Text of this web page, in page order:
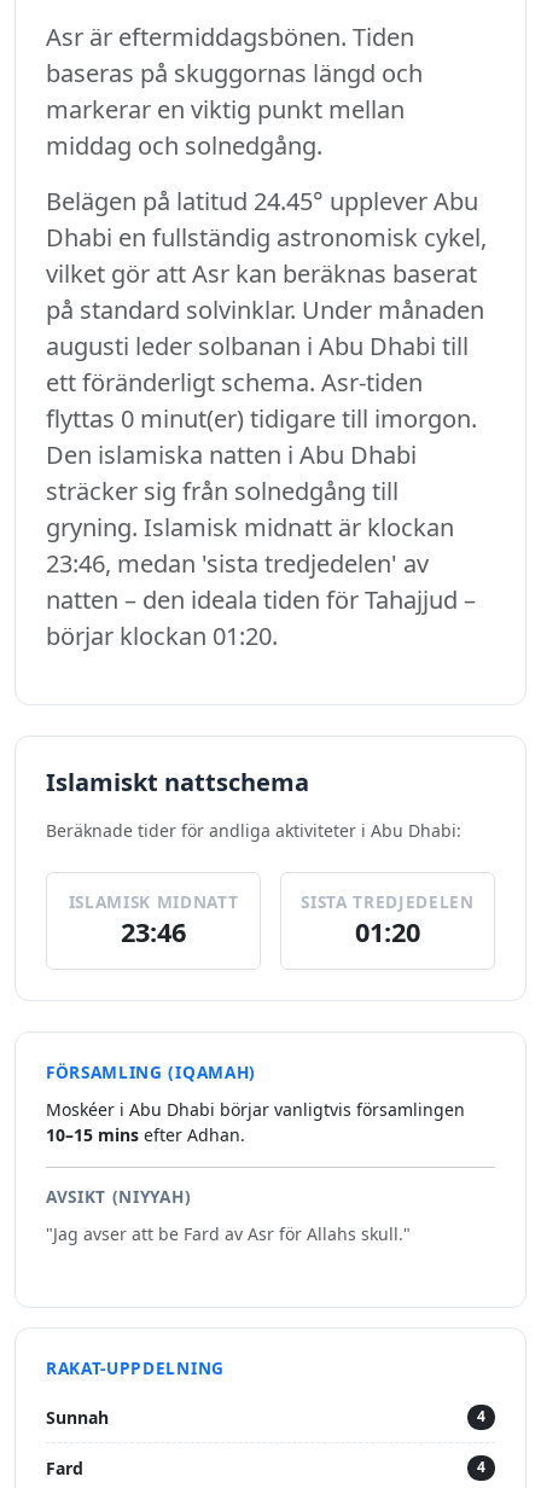
Asr är eftermiddagsbönen. Tiden
baseras på skuggornas längd och
markerar en viktig punkt mellan
middag och solnedgång.
Belägen på latitud 24.45° upplever Abu
Dhabi en fullständig astronomisk cykel,
vilket gör att Asr kan beräknas baserat
på standard solvinklar. Under månaden
augusti leder solbanan i Abu Dhabi till
ett föränderligt schema. Asr-tiden
flyttas 0 minut(er) tidigare till imorgon.
Den islamiska natten i Abu Dhabi
sträcker sig från solnedgång till
gryning. Islamisk midnatt är klockan
23:46, medan 'sista tredjedelen' av
natten – den ideala tiden för Tahajjud –
börjar klockan 01:20.
Islamiskt nattschema
Beräknade tider för andliga aktiviteter i Abu Dhabi:
ISLAMISK MIDNATT
23:46
SISTA TREDJEDELEN
01:20
FÖRSAMLING (IQAMAH)
Moskéer i Abu Dhabi börjar vanligtvis församlingen
10–15 mins efter Adhan.
AVSIKT (NIYYAH)
"Jag avser att be Fard av Asr för Allahs skull."
RAKAT-UPPDELNING
Sunnah 4
Fard 4